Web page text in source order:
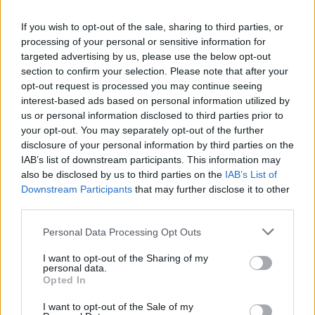
If you wish to opt-out of the sale, sharing to third parties, or
processing of your personal or sensitive information for
targeted advertising by us, please use the below opt-out
section to confirm your selection. Please note that after your
opt-out request is processed you may continue seeing
interest-based ads based on personal information utilized by
us or personal information disclosed to third parties prior to
your opt-out. You may separately opt-out of the further
disclosure of your personal information by third parties on the
IAB’s list of downstream participants. This information may
also be disclosed by us to third parties on the IAB’s List of
Downstream Participants that may further disclose it to other
Please note that this website/app uses one or more Google
not limited to your visit or usage behaviour. You may click to
grant or deny consent to Google and its third-party tags to
use your data for below specified purposes in below Google
consent section.
Personal Data Processing Opt Outs
I want to opt-out of the Sharing of my
personal data.
Opted In
I want to opt-out of the Sale of my
μπράβο».
«Συμμαχία εσχάτης απελπισίας»
Νωρίτερα, ο υπουργός Δικαιοσύνης Γιώργος
Φλωρίδης, έκανε λόγο για συμμαχία όχι της
εσχάτης προδοσίας, αλλά της «εσχάτης
απελπισίας».
απελπισμένων του ξυλολίου», υποστήριξε,
καταγγέλλοντας πως «οι αριστεροί αντιφασίστες
έχουν συμμαχήσει με εκείνους που οι ίδιοι